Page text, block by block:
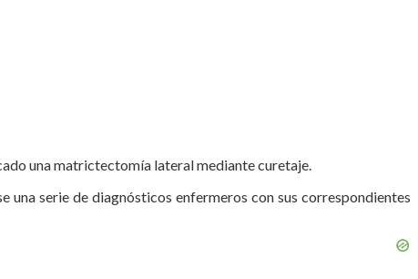
una matrictectomía lateral mediante curetaje.
una serie de diagnósticos enfermeros con sus correspondientes